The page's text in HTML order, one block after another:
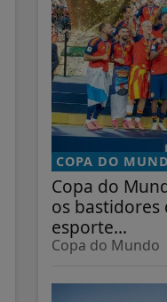
COPA DO
Copa do
os
esporte...
Copa do Mundo